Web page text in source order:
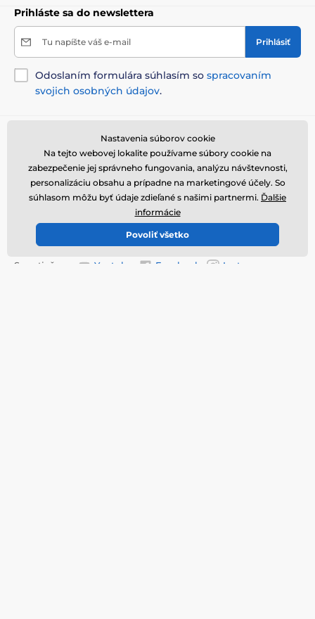
Prihláste sa do newslettera
Tu napíšte váš e-mail Prihlásiť
Odoslaním formulára súhlasím so spracovaním
svojich osobných údajov.
Potrebujete poradiť offline
Zákaznický servis je k dispozícii
+421 322 601 057
info@reedog.sk
Sme tiež na: Youtube Facebook Instagram
Nastavenia súborov cookie
Na tejto webovej lokalite používame súbory cookie na
zabezpečenie jej správneho fungovania, analýzu návštevnosti,
personalizáciu obsahu a prípadne na marketingové účely. So
súhlasom môžu byť údaje zdieľané s našimi partnermi. Ďalšie
informácie
Povoliť všetko